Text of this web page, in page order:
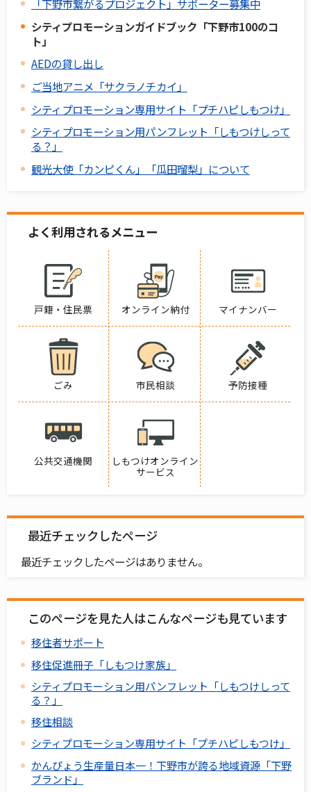
「下野市繋がるプロジェクト」サポーター募集中
シティプロモーションガイドブック「下野市100のコ
ト」
AEDの貸し出し
ご当地アニメ「サクラノチカイ」
シティプロモーション専用サイト「プチハピしもつけ」
シティプロモーション用パンフレット「しもつけしって
る？」
観光大使「カンピくん」「瓜田瑠梨」について
よく利用されるメニュー
戸籍・住民票 オンライン納付 マイナンバー
ごみ 市民相談 予防接種
公共交通機関
しもつけオンライン
サービス
最近チェックしたページ
最近チェックしたページはありません。
このページを見た人はこんなページも見ています
移住者サポート
移住促進冊子「しもつけ家族」
シティプロモーション用パンフレット「しもつけしって
る？」
移住相談
シティプロモーション専用サイト「プチハピしもつけ」
かんぴょう生産量日本一！下野市が誇る地域資源「下野
ブランド」